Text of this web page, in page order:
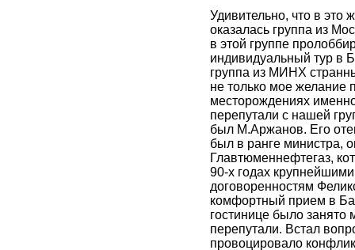
Удивительно, что в это
оказалась группа из
в этой группе
индивидуальный тур в
группа из МИНХ
не только мое желание
месторождениях
перепутали с нашей
был М.Аржанов. Его
был в ранге министра,
Главтюменнефтегаз,
90-х годах
договоренностям
комфортный прием в
гостинице было занято
перепутали. Встал
провоцировало